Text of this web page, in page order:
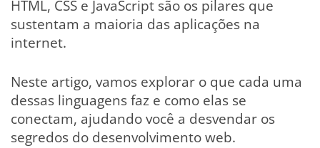
HTML, CSS e JavaScript são os pilares que
sustentam a maioria das aplicações na
internet.
Neste artigo, vamos explorar o que cada uma
dessas linguagens faz e como elas se
conectam, ajudando você a desvendar os
segredos do desenvolvimento web.